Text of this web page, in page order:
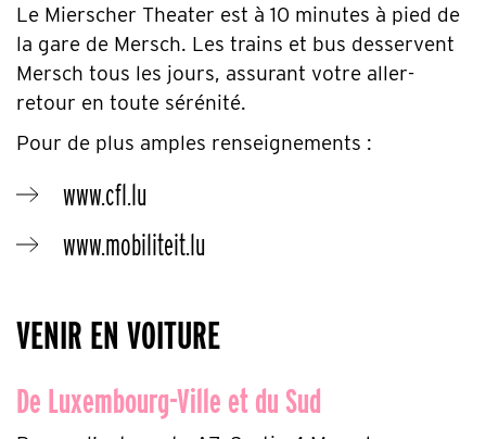
Le Mierscher Theater est à 10 minutes à pied de
la gare de Mersch. Les trains et bus desservent
Mersch tous les jours, assurant votre aller-
retour en toute sérénité.
Pour de plus amples renseignements :
www.cfl.lu
www.mobiliteit.lu
VENIR EN VOITURE
De Luxembourg-Ville et du Sud